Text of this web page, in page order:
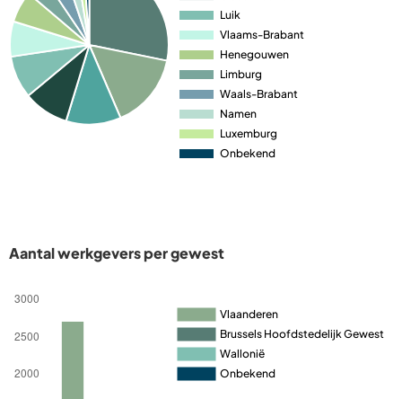
Aantal werkgevers per gewest